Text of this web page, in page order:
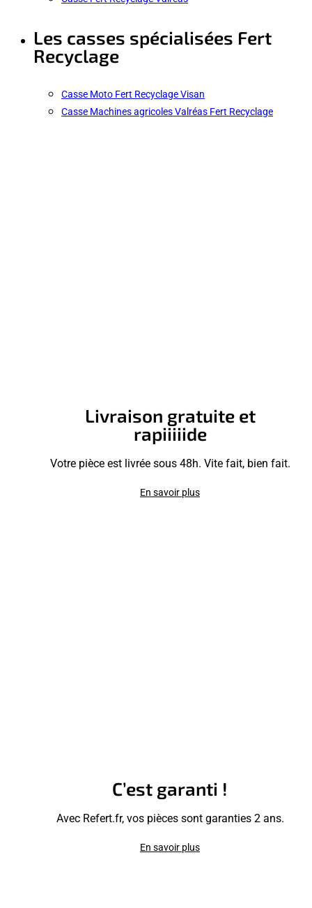
Les casses spécialisées Fert
Recyclage
Casse Moto Fert Recyclage Visan
Casse Machines agricoles Valréas Fert Recyclage
Livraison gratuite et
rapiiiiide
Votre pièce est livrée sous 48h. Vite fait, bien fait.
En savoir plus
C’est garanti !
Avec Refert.fr, vos pièces sont garanties 2 ans.
En savoir plus